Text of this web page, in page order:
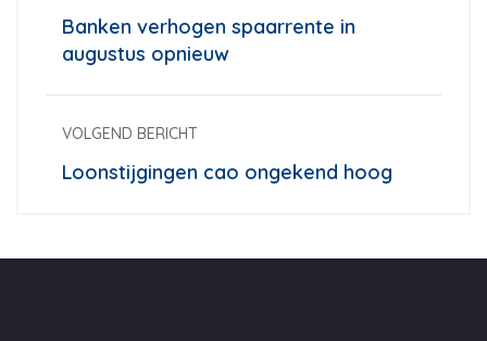
Banken verhogen spaarrente in
augustus opnieuw
VOLGEND BERICHT
Loonstijgingen cao ongekend hoog